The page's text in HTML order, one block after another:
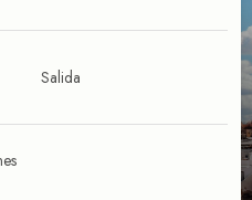
PRÓXIMO TROTE?
ofertas
Salida